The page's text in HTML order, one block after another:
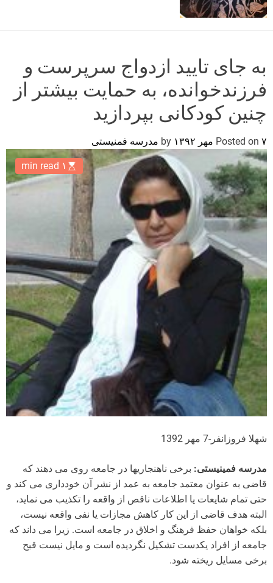
d
e
به جای تایید ازدواج سرپرست و
فرزندخوانده، به حمایت بیشتر از
چنین کودکانی بپردازید
Posted on ۷ مهر ۱۳۹۲ مدرسه فمنیستی
۱ min read
شهلا فروزانفر-7 مهر 1392
مدرسه فمینیستی: برخی ناهنجاریها در جامعه روی می دهند که
قاضی به عنوان معتمد جامعه به عمد از نشر آن خودداری می کند و
حتی تمام شایعات یا اطلاعات ناقص از واقعه را تکذیب می نماید،
البته هدف قاضی از این کار کاهش مجازات یا نفی واقعه نیست،
بلکه خواهان حفظ فرهنگ و اخلاق در جامعه است. زیرا می داند که
جامعه از افراد یکدست تشکیل نگردیده است و مایل نیست قبح
برخی مسایل ریخته شود.